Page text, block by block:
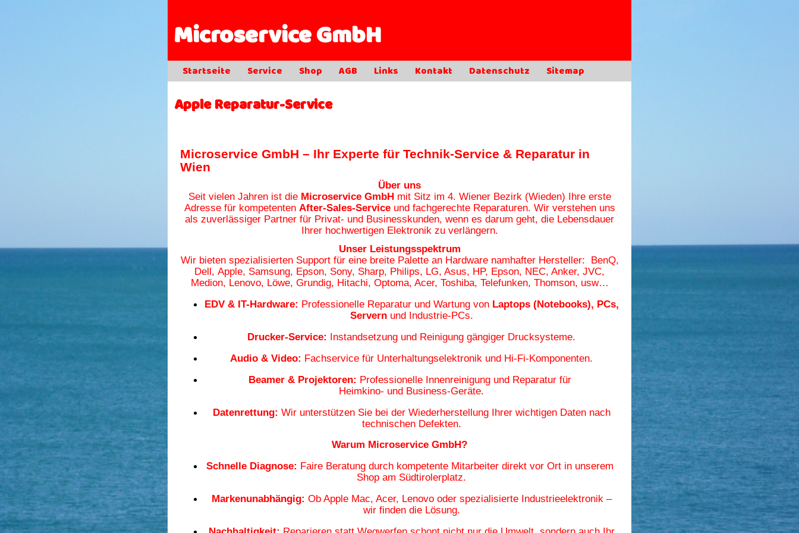
Microservice GmbH
Startseite Service Shop AGB Links Kontakt Datenschutz Sitemap
Apple Reparatur-Service
Microservice GmbH – Ihr Experte für Technik-Service & Reparatur in
Wien
Über uns
Seit vielen Jahren ist die Microservice GmbHmit Sitz im 4. Wiener Bezirk (Wieden) Ihre erste
Adresse für kompetenten After-Sales-Serviceund fachgerechte Reparaturen. Wir verstehen uns
als zuverlässiger Partner für Privat- und Businesskunden, wenn es darum geht, die Lebensdauer
Ihrer hochwertigen Elektronik zu verlängern.
Unser Leistungsspektrum
Wir bieten spezialisierten Support für eine breite Palette an Hardware namhafter Hersteller: BenQ,
Dell, Apple, Samsung, Epson, Sony, Sharp, Philips, LG, Asus, HP, Epson, NEC, Anker, JVC,
Medion, Lenovo, Löwe, Grundig, Hitachi, Optoma, Acer, Toshiba, Telefunken, Thomson, usw…
EDV & IT-Hardware: Professionelle Reparatur und Wartung von Laptops (Notebooks), PCs,
Servernund Industrie-PCs.
Drucker-Service: Instandsetzung und Reinigung gängiger Drucksysteme.
Audio & Video: Fachservice für Unterhaltungselektronik und Hi-Fi-Komponenten.
Beamer & Projektoren: Professionelle Innenreinigung und Reparatur für
Heimkino- und Business-Geräte.
Datenrettung: Wir unterstützen Sie bei der Wiederherstellung Ihrer wichtigen Datennach
technischen Defekten.
Warum Microservice GmbH?
Schnelle Diagnose: Faire Beratung durch kompetente Mitarbeiter direkt vor Ort in unserem
Shop am Südtirolerplatz.
Markenunabhängig: Ob Apple Mac, Acer, Lenovo oder spezialisierte Industrieelektronik –
wir finden die Lösung.